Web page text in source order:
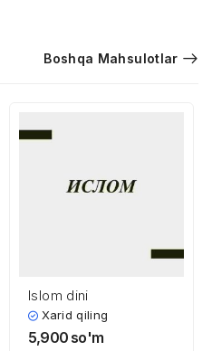
Boshqa Mahsulotlar
Islom dini
Xarid qiling
5,900 so'm